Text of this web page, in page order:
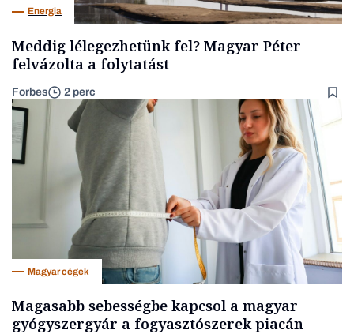
Energia
Meddig lélegezhetünk fel? Magyar Péter
felvázolta a folytatást
Forbes 2 perc
Magyar cégek
Magasabb sebességbe kapcsol a magyar
gyógyszergyár a fogyasztószerek piacán